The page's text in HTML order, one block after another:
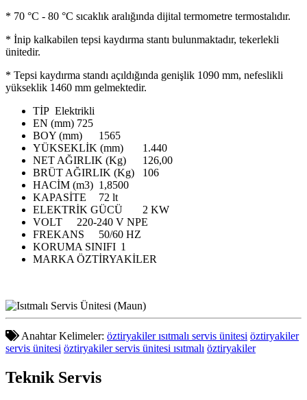
* 70 °C - 80 °C sıcaklık aralığında dijital termometre termostalıdır.
* İnip kalkabilen tepsi kaydırma stantı bulunmaktadır, tekerlekli
ünitedir.
* Tepsi kaydırma standı açıldığında genişlik 1090 mm, nefeslikli
yükseklik 1460 mm gelmektedir.
TİP Elektrikli
EN (mm) 725
BOY (mm)
1565
YÜKSEKLİK (mm)
1.440
NET AĞIRLIK (Kg)
126,00
BRÜT AĞIRLIK (Kg)
106
HACİM (m3) 1,8500
KAPASİTE
72 lt
ELEKTRİK GÜCÜ
2 KW
VOLT
220-240 V NPE
FREKANS
50/60 HZ
KORUMA SINIFI 1
MARKA ÖZTİRYAKİLER
Anahtar Kelimeler: öztiryakiler ısıtmalı servis ünitesi öztiryakiler
servis ünitesi öztiryakiler servis ünitesi ısıtmalı öztiryakiler
Teknik Servis